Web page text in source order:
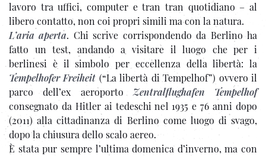
lavoro tra uffici, computer e tran tran quotidiano – al
libero contatto, non coi propri simili ma con la natura.
L’aria aperta. Chi scrive corrispondendo da Berlino ha
fatto un test, andando a visitare il luogo che per i
berlinesi è il simbolo per eccellenza della libertà: la
Tempelhofer Freiheit (“La libertà di Tempelhof”) ovvero il
parco dell’ex aeroportoZentralflughafen Tempelhof
consegnato da Hitler ai tedeschi nel 1935 e 76 anni dopo
(2011) alla cittadinanza di Berlino come luogo di svago,
dopo la chiusura dello scalo aereo.
È stata pur sempre l’ultima domenica d’inverno, ma con